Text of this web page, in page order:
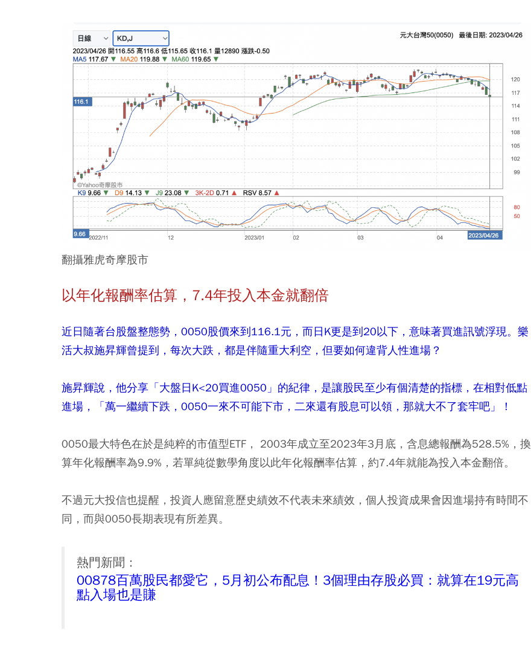
翻攝雅虎奇摩股市
以年化報酬率估算，7.4年投入本金就翻倍
近日隨著台股盤整態勢，0050股價來到116.1元，而日K更是到20以下，意味著買進訊號浮現。 樂
活大叔施昇輝曾提到，每次大跌，都是伴隨重大利空，但要如何違背人性進場？
施昇輝說，他分享「大盤日K<20買進0050」的紀律，是讓股民至少有個清楚的指標，在相對低點
進場，「萬一繼續下跌，0050一來不可能下市，二來還有股息可以領，那就大不了套牢吧」！
0050最大特色在於是純粹的市值型ETF， 2003年成立至2023年3月底，含息總報酬為528.5%，換
算年化報酬率為9.9%，若單純從數學角度以此年化報酬率估算，約7.4年就能為投入本金翻倍。
不過元大投信也提醒，投資人應留意歷史績效不代表未來績效，個人投資成果會因進場持有時間不
同，而與0050長期表現有所差異。
熱門新聞：
00878百萬股民都愛它，5月初公布配息！3個理由存股必買：就算在19元高
點入場也是賺